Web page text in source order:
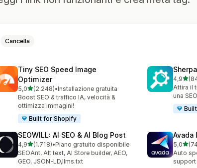
Cancella
Tiny SEO Speed Image
Optimizer
5,0stelle su 5
(2.248)
2248 recensioni totali
•Installazione gratuita
Boost SEO & traffico IA, velocità &
ottimizza immagini!
Built for Shopify
4,9
849
Attira il
una
SEOWILL: AI SEO & AI Blog Post
4,9stelle su 5
(1.718)
1718 recensioni totali
•Piano gratuito disponibile
SEOAnt, Alt text, AI Store builder, AEO,
GEO, JSON-LD,llms.txt
Avada
5,0
740
Auto
support